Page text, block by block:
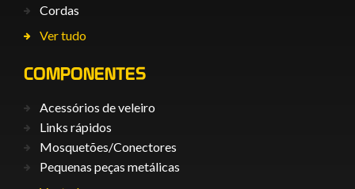
Cordas
Ver tudo
COMPONENTES
Acessórios de veleiro
Links rápidos
Mosquetões/Conectores
Pequenas peças metálicas